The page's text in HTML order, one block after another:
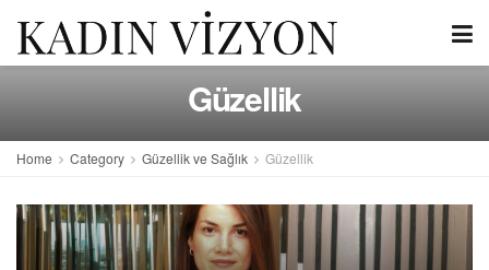
Güzellik
Home Category Güzellik ve Sağlık Güzellik